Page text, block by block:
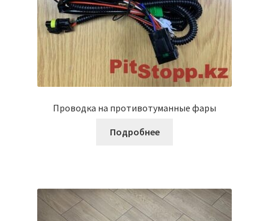
Проводка на противотуманные фары
Подробнее